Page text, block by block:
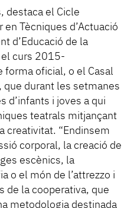
destaca el Cicle
en Tècniques d’Actuació
d’Educació de la
el curs 2015-
forma oficial, o el Casal
que durant les setmanes
d’infants i joves a qui
teatrals mitjançant
creativitat. “Endinsem
corporal, la creació de
escènics, la
o el món de l’attrezzo i
de la cooperativa, que
metodologia destinada